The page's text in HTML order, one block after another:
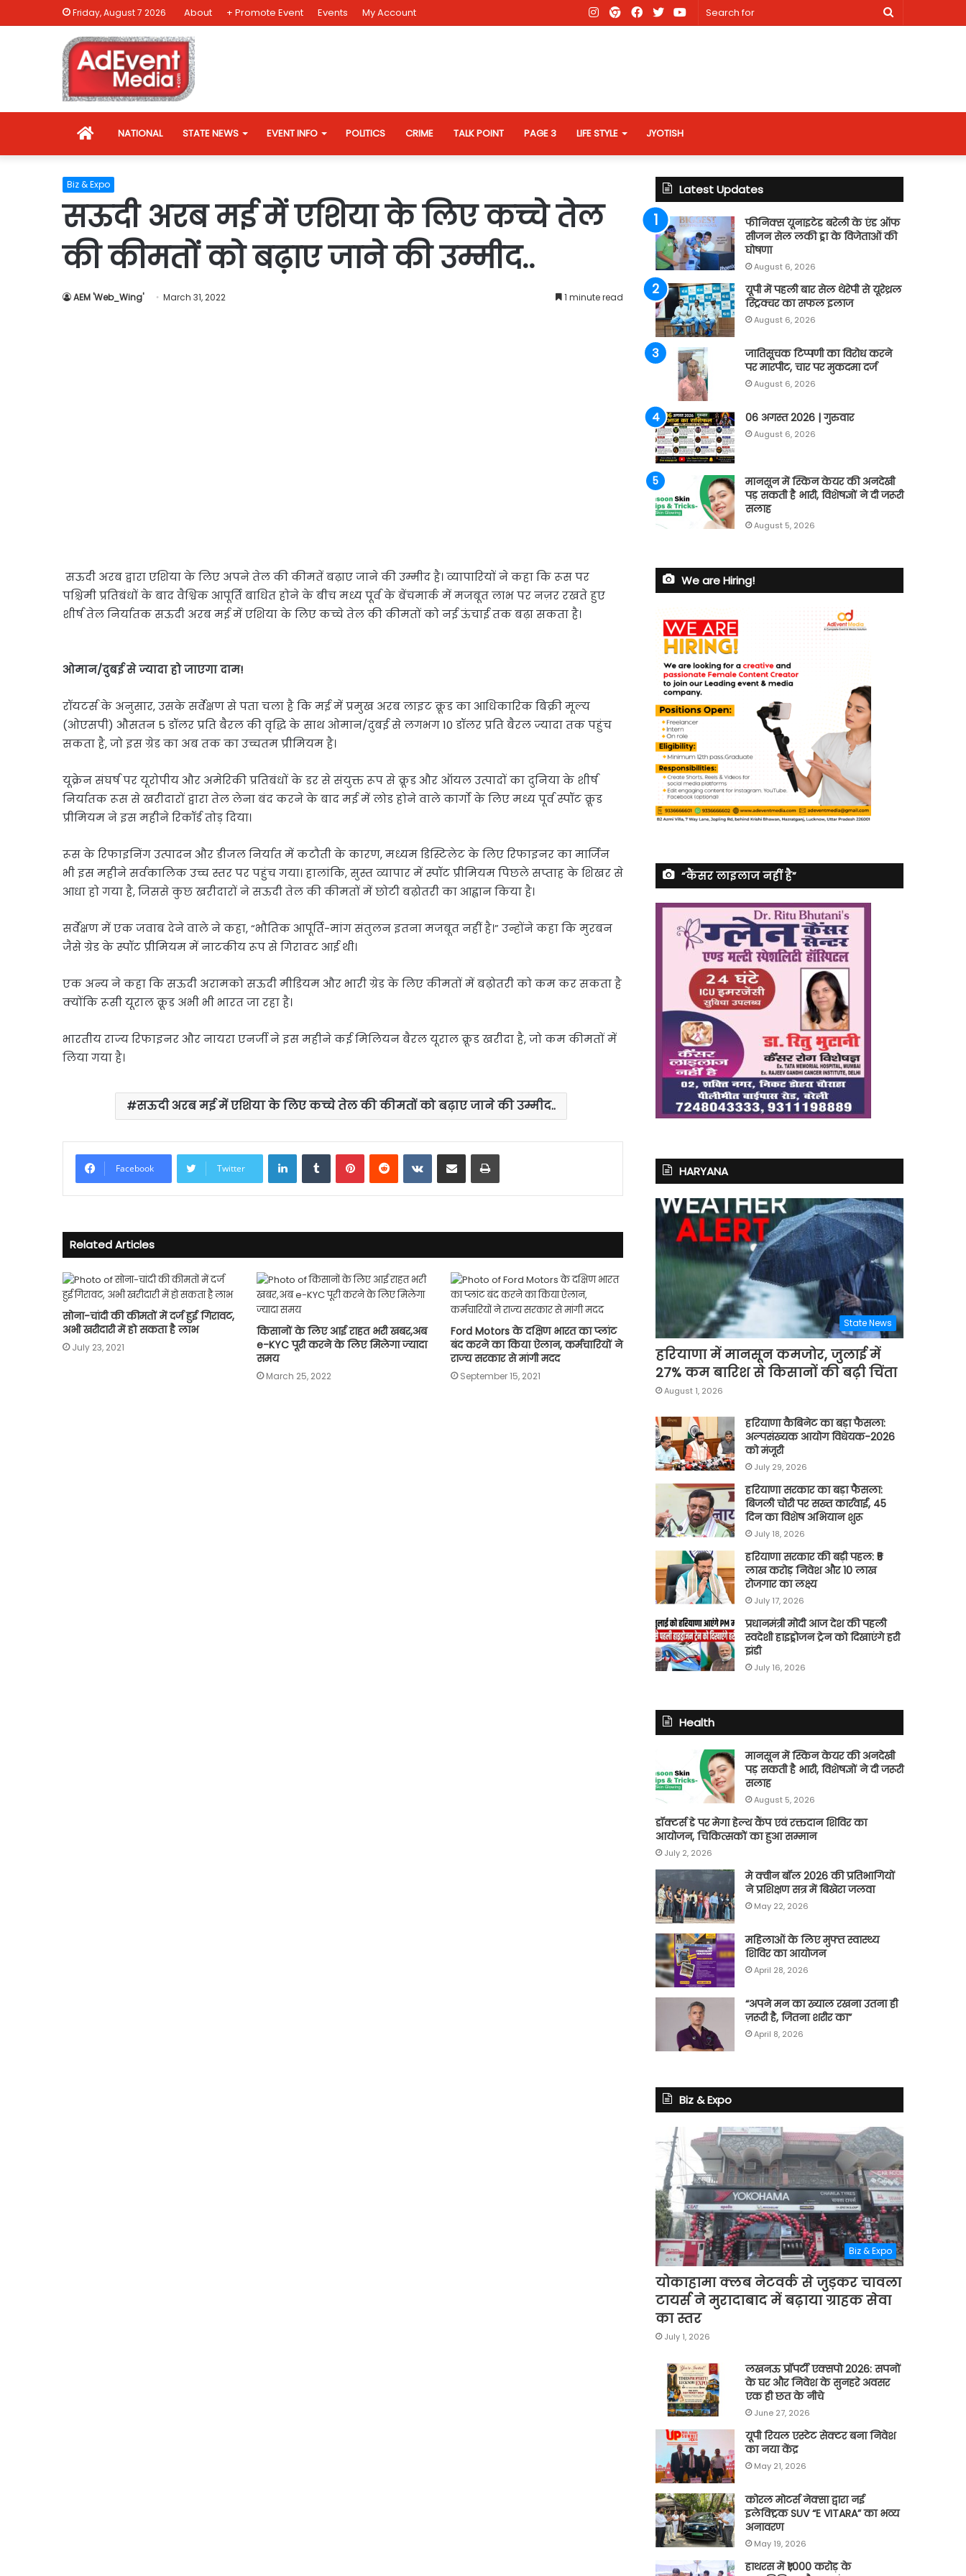
Friday, August 7 2026 About + Promote Event Events My Account
Search
Youtube
X
Facebook
AD
Instagram
HOMENATIONAL STATE NEWS EVENT INFO POLITICS CRIME TALK POINT PAGE 3 LIFE STYLE JYOTISH
Biz & Expo
सऊदी अरब मई में एशिया के लिए कच्चे तेल
की कीमतों को बढ़ाए जाने की उम्मीद..
AEM 'Web_Wing' March 31, 2022 1 minute read
सऊदी अरब द्वारा एशिया के लिए अपने तेल की कीमतें बढ़ाए जाने की उम्मीद है। व्यापारियों ने कहा कि रूस पर
पश्चिमी प्रतिबंधों के बाद वैश्विक आपूर्ति बाधित होने के बीच मध्य पूर्व के बेंचमार्क में मजबूत लाभ पर नज़र रखते हुए
शीर्ष तेल निर्यातक सऊदी अरब मई में एशिया के लिए कच्चे तेल की कीमतों को नई ऊंचाई तक बढ़ा सकता है।
ओमान/दुबई से ज्यादा हो जाएगा दाम!
रॉयटर्स के अनुसार, उसके सर्वेक्षण से पता चला है कि मई में प्रमुख अरब लाइट क्रूड का आधिकारिक बिक्री मूल्य
(ओएसपी) औसतन 5 डॉलर प्रति बैरल की वृद्धि के साथ ओमान/दुबई से लगभग 10 डॉलर प्रति बैरल ज्यादा तक पहुंच
सकता है, जो इस ग्रेड का अब तक का उच्चतम प्रीमियम है।
यूक्रेन संघर्ष पर यूरोपीय और अमेरिकी प्रतिबंधों के डर से संयुक्त रूप से क्रूड और ऑयल उत्पादों का दुनिया के शीर्ष
निर्यातक रूस से खरीदारों द्वारा तेल लेना बंद करने के बाद मई में लोड होने वाले कार्गो के लिए मध्य पूर्व स्पॉट क्रूड
प्रीमियम ने इस महीने रिकॉर्ड तोड़ दिया।
रूस के रिफाइनिंग उत्पादन और डीजल निर्यात में कटौती के कारण, मध्यम डिस्टिलेट के लिए रिफाइनर का मार्जिन
भी इस महीने सर्वकालिक उच्च स्तर पर पहुंच गया। हालांकि, सुस्त व्यापार में स्पॉट प्रीमियम पिछले सप्ताह के शिखर से
आधा हो गया है, जिससे कुछ खरीदारों ने सऊदी तेल की कीमतों में छोटी बढ़ोतरी का आह्वान किया है।
सर्वेक्षण में एक जवाब देने वाले ने कहा, “भौतिक आपूर्ति-मांग संतुलन इतना मजबूत नहीं है।” उन्होंने कहा कि मुरबन
जैसे ग्रेड के स्पॉट प्रीमियम में नाटकीय रूप से गिरावट आई थी।
एक अन्य ने कहा कि सऊदी अरामको सऊदी मीडियम और भारी ग्रेड के लिए कीमतों में बढ़ोतरी को कम कर सकता है
क्योंकि रूसी यूराल क्रूड अभी भी भारत जा रहा है।
भारतीय राज्य रिफाइनर और नायरा एनर्जी ने इस महीने कई मिलियन बैरल यूराल क्रूड खरीदा है, जो कम कीमतों में
लिया गया है।
सऊदी अरब मई में एशिया के लिए कच्चे तेल की कीमतों को बढ़ाए जाने की उम्मीद..
Facebook Twitter
LinkedInTumblrPinterestReddit VKontakte
Share via Email Print
Related Articles
सोना-चांदी की कीमतों में दर्ज हुई गिरावट,
अभी खरीदारी में हो सकता है लाभ
July 23, 2021
किसानों के लिए आई राहत भरी खबर,अब
e-KYC पूरी करने के लिए मिलेगा ज्‍यादा
समय
March 25, 2022
Ford Motors के दक्षिण भारत का प्‍लांट
बंद करने का किया ऐलान, कर्मचारियों ने
राज्‍य सरकार से मांगी मदद
September 15, 2021
Latest Updates
फीनिक्स यूनाइटेड बरेली के एंड ऑफ
सीजन सेल लकी ड्रा के विजेताओं की
घोषणा
August 6, 2026
यूपी में पहली बार सेल थेरेपी से यूरेथ्रल
स्ट्रिक्चर का सफल इलाज
August 6, 2026
जातिसूचक टिप्पणी का विरोध करने
पर मारपीट, चार पर मुकदमा दर्ज
August 6, 2026
06 अगस्त 2026 | गुरुवार
August 6, 2026
मानसून में स्किन केयर की अनदेखी
पड़ सकती है भारी, विशेषज्ञों ने दी जरूरी
सलाह
August 5, 2026
We are Hiring!
“कैंसर लाइलाज नहीं है”
HARYANA
State News
हरियाणा में मानसून कमजोर, जुलाई में
27% कम बारिश से किसानों की बढ़ी चिंता
August 1, 2026
हरियाणा कैबिनेट का बड़ा फैसला:
अल्पसंख्यक आयोग विधेयक-2026
को मंजूरी
July 29, 2026
हरियाणा सरकार का बड़ा फैसला:
बिजली चोरी पर सख्त कार्रवाई, 45
दिन का विशेष अभियान शुरू
July 18, 2026
हरियाणा सरकार की बड़ी पहल: ₹5
लाख करोड़ निवेश और 10 लाख
रोजगार का लक्ष्य
July 17, 2026
प्रधानमंत्री मोदी आज देश की पहली
स्वदेशी हाइड्रोजन ट्रेन को दिखाएंगे हरी
झंडी
July 16, 2026
Health
मानसून में स्किन केयर की अनदेखी
पड़ सकती है भारी, विशेषज्ञों ने दी जरूरी
सलाह
August 5, 2026
डॉक्टर्स डे पर मेगा हेल्थ कैंप एवं रक्तदान शिविर का
आयोजन, चिकित्सकों का हुआ सम्मान
July 2, 2026
मे क्वीन बॉल 2026 की प्रतिभागियों
ने प्रशिक्षण सत्र में बिखेरा जलवा
May 22, 2026
महिलाओं के लिए मुफ्त स्वास्थ्य
शिविर का आयोजन
April 28, 2026
“अपने मन का ख्याल रखना उतना ही
ज़रूरी है, जितना शरीर का”
April 8, 2026
Biz & Expo
Biz & Expo
योकाहामा क्लब नेटवर्क से जुड़कर चावला
टायर्स ने मुरादाबाद में बढ़ाया ग्राहक सेवा
का स्तर
July 1, 2026
लखनऊ प्रॉपर्टी एक्सपो 2026: सपनों
के घर और निवेश के सुनहरे अवसर
एक ही छत के नीचे
June 27, 2026
यूपी रियल एस्टेट सेक्टर बना निवेश
का नया केंद्र
May 21, 2026
कोरल मोटर्स नेक्सा द्वारा नई
इलेक्ट्रिक SUV “E VITARA” का भव्य
अनावरण
May 19, 2026
हाथरस में ₹1,000 करोड़ के